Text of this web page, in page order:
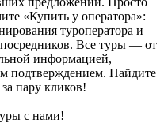
«Купить у оператора»:
туроператора и
Все туры — от
информацией,
подтверждением. Найдите
пару кликов!
с нами!